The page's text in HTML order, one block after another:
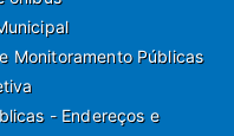
Monitoramento Públicas
- Endereços e